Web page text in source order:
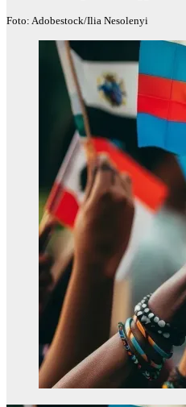
Foto: Adobestock/Ilia Nesolenyi